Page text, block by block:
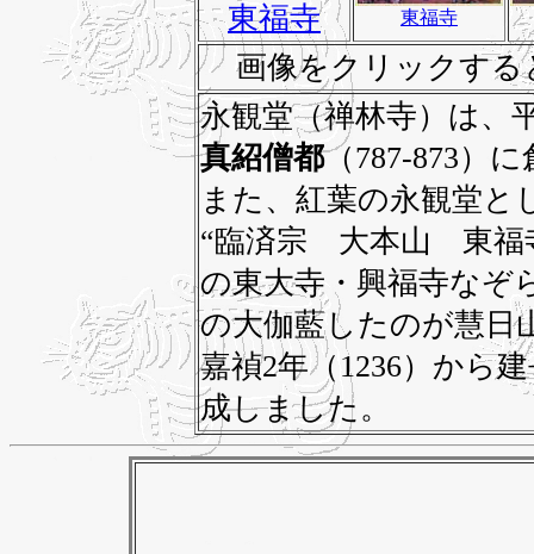
東福寺 東福寺
画像をクリックする
永観堂（禅林寺）は、
真紹僧都（787-873）
また、紅葉の永観堂と
“臨済宗 大本山 東福
の東大寺・興福寺なぞ
の大伽藍したのが慧日
嘉禎2年（1236）から
成しました。